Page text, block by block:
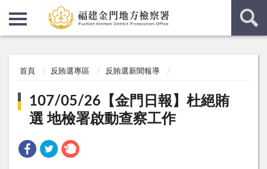
首頁 反賄選專區 反賄選新聞報導
107/05/26【金門日報】杜絕賄
選 地檢署啟動查察工作